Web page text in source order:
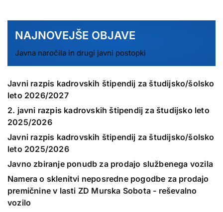
NAJNOVEJŠE OBJAVE
Javna naročila in drugi javni postopki
Javni razpis kadrovskih štipendij za študijsko/šolsko
leto 2026/2027
2. javni razpis kadrovskih štipendij za študijsko leto
2025/2026
Javni razpis kadrovskih štipendij za študijsko/šolsko
leto 2025/2026
Javno zbiranje ponudb za prodajo službenega vozila
Namera o sklenitvi neposredne pogodbe za prodajo
premičnine v lasti ZD Murska Sobota - reševalno
vozilo